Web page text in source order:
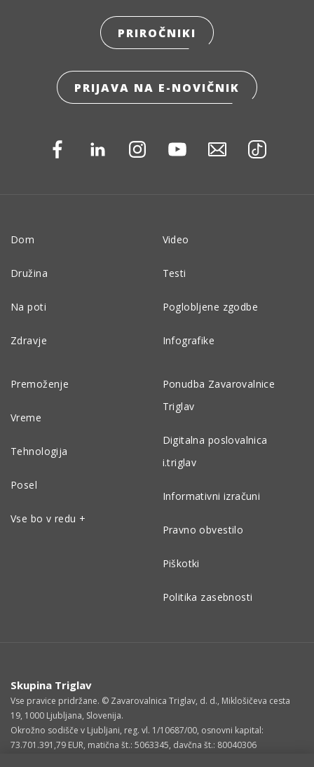
PRIROČNIKI
PRIJAVA NA E-NOVIČNIK
Dom
Družina
Na poti
Zdravje
Premoženje
Vreme
Tehnologija
Posel
Vse bo v redu +
Video
Testi
Poglobljene zgodbe
Infografike
Ponudba Zavarovalnice
Triglav
Digitalna poslovalnica
i.triglav
Informativni izračuni
Pravno obvestilo
Piškotki
Politika zasebnosti
Skupina Triglav
Vse pravice pridržane. © Zavarovalnica Triglav, d. d., Miklošičeva cesta
19, 1000 Ljubljana, Slovenija.
Okrožno sodišče v Ljubljani, reg. vl. 1/10687/00, osnovni kapital:
73.701.391,79 EUR, matična št.: 5063345, davčna št.: 80040306